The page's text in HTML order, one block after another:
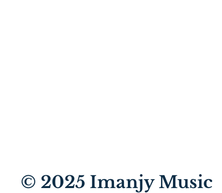
© 2025 Imanjy Music